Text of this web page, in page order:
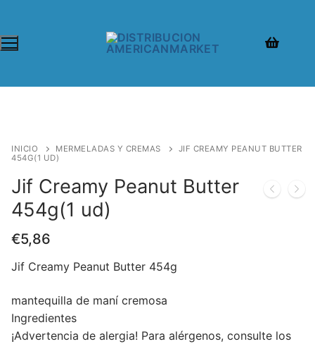
INICIO MERMELADAS Y CREMAS
JIF CREAMY PEANUT BUTTER
454G(1 UD)
Jif Creamy Peanut Butter
454g(1 ud)
€5,86
Jif Creamy Peanut Butter 454g
mantequilla de maní cremosa
Ingredientes
¡Advertencia de alergia! Para alérgenos, consulte los